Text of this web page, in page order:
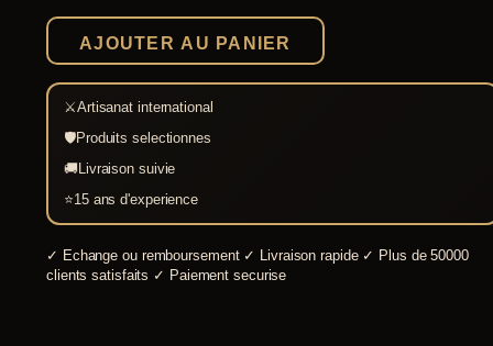
13ème
siècle
AJOUTER AU PANIER
⚔Artisanat international
🛡Produits selectionnes
🚚Livraison suivie
⭐15 ans d'experience
✓ Echange ou remboursement ✓ Livraison rapide ✓ Plus de 50000
clients satisfaits ✓ Paiement securise